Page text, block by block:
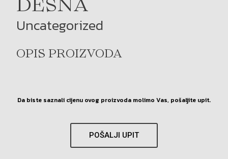
DESNA
Uncategorized
OPIS PROIZVODA
Da biste saznali cijenu ovog proizvoda molimo Vas, pošaljite upit.
POŠALJI UPIT